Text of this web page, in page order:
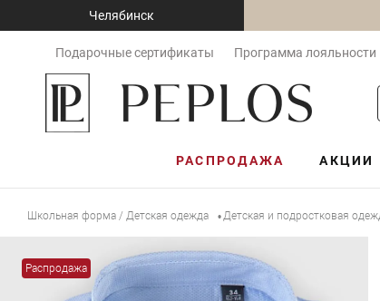
Челябинск
Подарочные сертификаты Программа лояльности
РАСПРОДАЖА АКЦИИ
Школьная форма / Детская одежда •Детская и подростковая
Распродажа